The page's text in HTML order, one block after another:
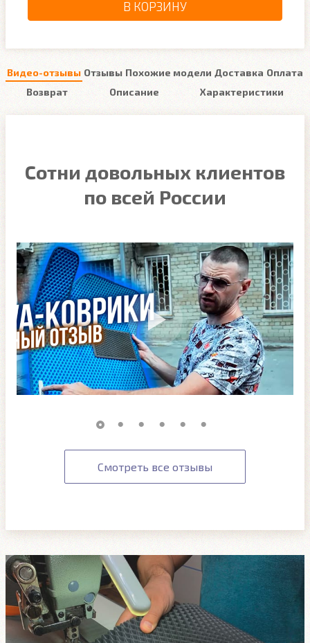
В КОРЗИНУ
Видео-отзывы Отзывы Похожие модели Доставка Оплата
Возврат
Описание Характеристики
Сотни довольных клиентов
по всей России
Смотреть все отзывы